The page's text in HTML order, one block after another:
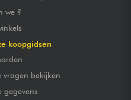
we ?
koopgidsen
vragen bekijken
gegevens